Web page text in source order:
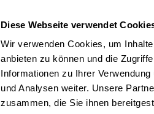
Diese Webseite verwendet
Wir verwenden Cookies, um
anbieten zu können und die
Informationen zu Ihrer
und Analysen weiter. Unsere
zusammen, die Sie ihnen
Wohnen verdrängt wird "
"Netzwerk statt Einzelbüro“ ist
Netzwerkhaus in Sendling,
im Bahnhofsviertel ein zweites
der Gemeinschaft“ ermöglichen
Gemeinschaft und flexible